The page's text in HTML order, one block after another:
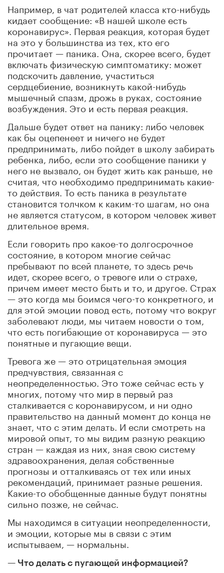
Например, в чат родителей класса кто-нибудь
кидает сообщение: «В нашей школе есть
коронавирус». Первая реакция, которая будет
на это у большинства из тех, кто его
прочитает — паника. Она, скорее всего, будет
включать физическую симптоматику: может
подскочить давление, участиться
сердцебиение, возникнуть какой-нибудь
мышечный спазм, дрожь в руках, состояние
возбуждения. Это и есть первая реакция.
Дальше будет ответ на панику: либо человек
как бы оцепенеет и ничего не будет
предпринимать, либо пойдет в школу забирать
ребенка, либо, если это сообщение паники у
него не вызвало, он будет жить как раньше, не
считая, что необходимо предпринимать какие-
то действия. То есть паника в результате
становится толчком к каким-то шагам, но она
не является статусом, в котором человек живет
длительное время.
Если говорить про какое-то долгосрочное
состояние, в котором многие сейчас
пребывают по всей планете, то здесь речь
идет, скорее всего, о тревоге или о страхе,
причем имеет место быть и то, и другое. Страх
— это когда мы боимся чего-то конкретного, и
для этой эмоции повод есть, потому что вокруг
заболевают люди, мы читаем новости о том,
что есть погибающие от коронавируса — это
понятные и пугающие вещи.
Тревога же — это отрицательная эмоция
предчувствия, связанная с
неопределенностью. Это тоже сейчас есть у
многих, потому что мир в первый раз
сталкивается с коронавирусом, и ни одно
правительство на данный момент до конца не
знает, что с этим делать. И если смотреть на
мировой опыт, то мы видим разную реакцию
стран — каждая из них, зная свою систему
здравоохранения, делая собственные
прогнозы и отталкиваясь от тех или иных
рекомендаций, принимает разные решения.
Какие-то обобщенные данные будут понятны
сильно позже, не сейчас.
Мы находимся в ситуации неопределенности,
и эмоции, которые мы в связи с этим
испытываем, — нормальны.
— Что делать с пугающей информацией?